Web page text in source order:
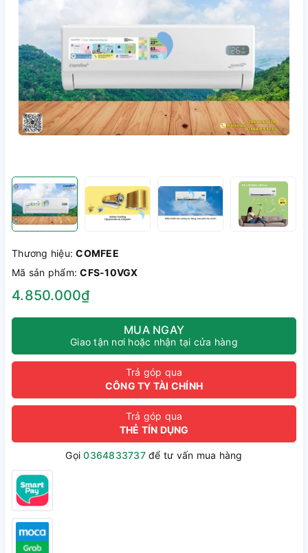
Thương hiệu:COMFEE
Mã sản phẩm:CFS-10VGX
4.850.000₫
MUA NGAY
Giao tận nơi hoặc nhận tại cửa hàng
Trả góp qua
CÔNG TY TÀI CHÍNH
Trả góp qua
THẺ TÍN DỤNG
Gọi0364833737để tư vấn mua hàng